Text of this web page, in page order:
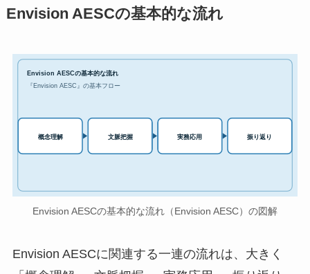
Envision AESCの基本的な流れ
Envision AESCの基本的な流れ
『Envision AESC』の基本フロー
概念理解 文脈把握 実務応用 振り返り
Envision AESCの基本的な流れ（Envision AESC）の図解
Envision AESCに関連する一連の流れは、大きく